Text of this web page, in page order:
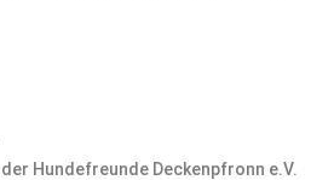
Hundefreunde Deckenpfronn e.V.